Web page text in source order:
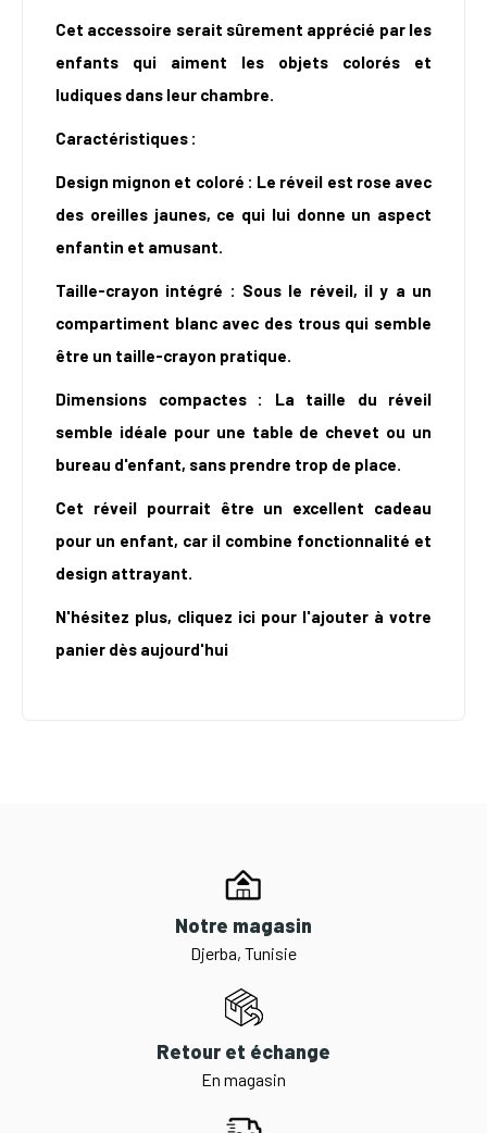
Cet accessoire serait sûrement apprécié par les
enfants qui aiment les objets colorés et
ludiques dans leur chambre.
Caractéristiques :
Design mignon et coloré : Le réveil est rose avec
des oreilles jaunes, ce qui lui donne un aspect
enfantin et amusant.
Taille-crayon intégré : Sous le réveil, il y a un
compartiment blanc avec des trous qui semble
être un taille-crayon pratique.
Dimensions compactes : La taille du réveil
semble idéale pour une table de chevet ou un
bureau d'enfant, sans prendre trop de place.
Cet réveil pourrait être un excellent cadeau
pour un enfant, car il combine fonctionnalité et
design attrayant.
N'hésitez plus, cliquez ici pour l'ajouter à votre
panier dès aujourd'hui
Notre magasin
Djerba, Tunisie
Retour et échange
En magasin